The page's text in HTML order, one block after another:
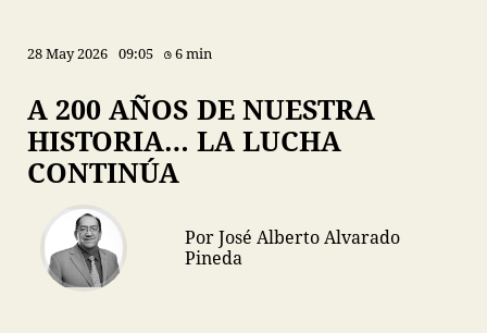
28 May 2026 09:05 6 min
A 200 AÑOS DE NUESTRA
HISTORIA… LA LUCHA
CONTINÚA
Por José Alberto Alvarado
Pineda